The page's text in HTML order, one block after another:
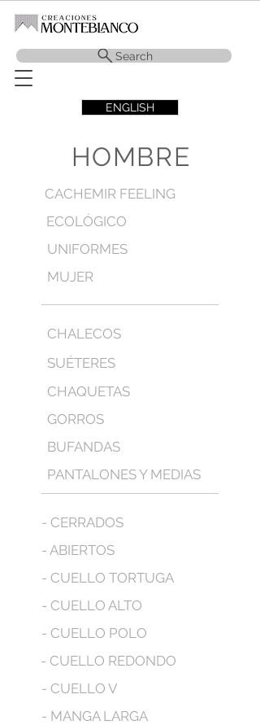
Search
ENGLISH
HOMBRE
CACHEMIR FEELING
ECOLÓGICO
MUJER
UNIFORMES
CHALECOS
SUÉTERES
CHAQUETAS
GORROS
BUFANDAS
PANTALONES Y MEDIAS
- CERRADOS
- ABIERTOS
- CUELLO TORTUGA
- CUELLO ALTO
- CUELLO POLO
- CUELLO REDONDO
- CUELLO V
- MANGA LARGA